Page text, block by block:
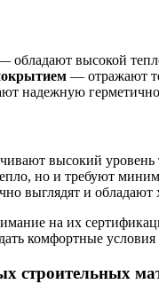
обладают высокой
— отражают
надежную
высокий уровень
но и требуют
выглядят и
на их
комфортные
строительных